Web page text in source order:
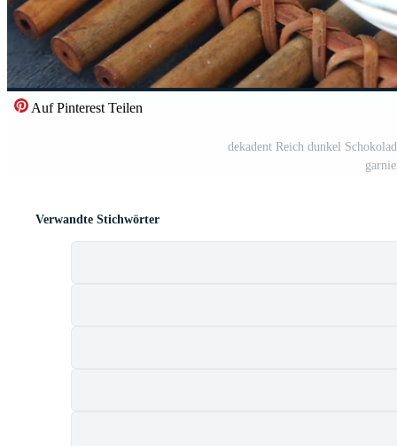
Auf Pinterest Teilen
dekadent Reich dunkel
Verwandte Stichwörter